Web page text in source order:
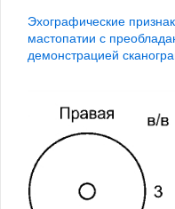
Эхографические
мастопатии с
демонстрацией